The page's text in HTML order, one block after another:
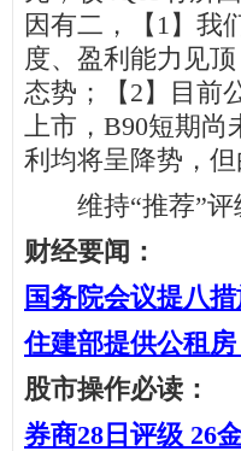
因有二，【1】我
度、盈利能力见
态势；【2】目前
上市，B90短期尚
利均将呈降势，
维持“推荐”评
财经要闻：
国务院会议提八
住建部提供公租
股市操作必读：
券商28日评级 26